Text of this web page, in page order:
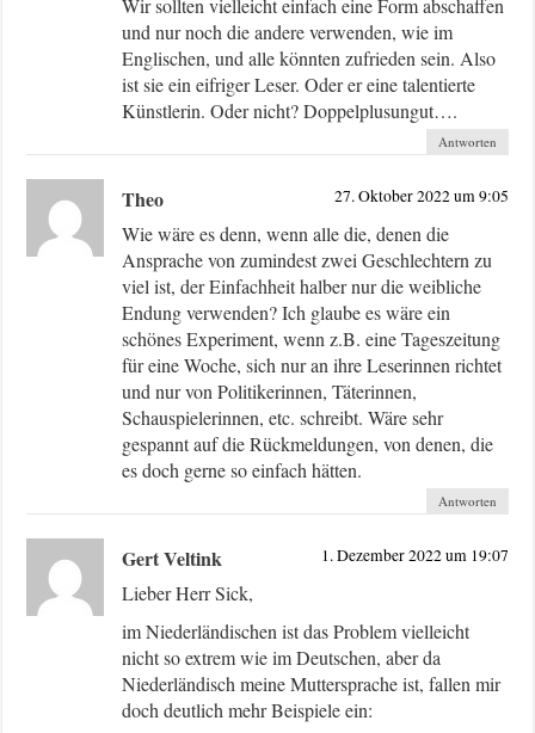
und nur noch die andere verwenden, wie im
Englischen, und alle könnten zufrieden sein. Also
ist sie ein eifriger Leser. Oder er eine talentierte
Künstlerin. Oder nicht? Doppelplusungut….
Antworten
Theo 27. Oktober 2022 um 9:05
Wie wäre es denn, wenn alle die, denen die
Ansprache von zumindest zwei Geschlechtern zu
viel ist, der Einfachheit halber nur die weibliche
Endung verwenden? Ich glaube es wäre ein
schönes Experiment, wenn z.B. eine Tageszeitung
für eine Woche, sich nur an ihre Leserinnen richtet
und nur von Politikerinnen, Täterinnen,
Schauspielerinnen, etc. schreibt. Wäre sehr
gespannt auf die Rückmeldungen, von denen, die
es doch gerne so einfach hätten.
Antworten
Gert Veltink 1. Dezember 2022 um 19:07
Lieber Herr Sick,
im Niederländischen ist das Problem vielleicht
nicht so extrem wie im Deutschen, aber da
Niederländisch meine Muttersprache ist, fallen mir
doch deutlich mehr Beispiele ein: